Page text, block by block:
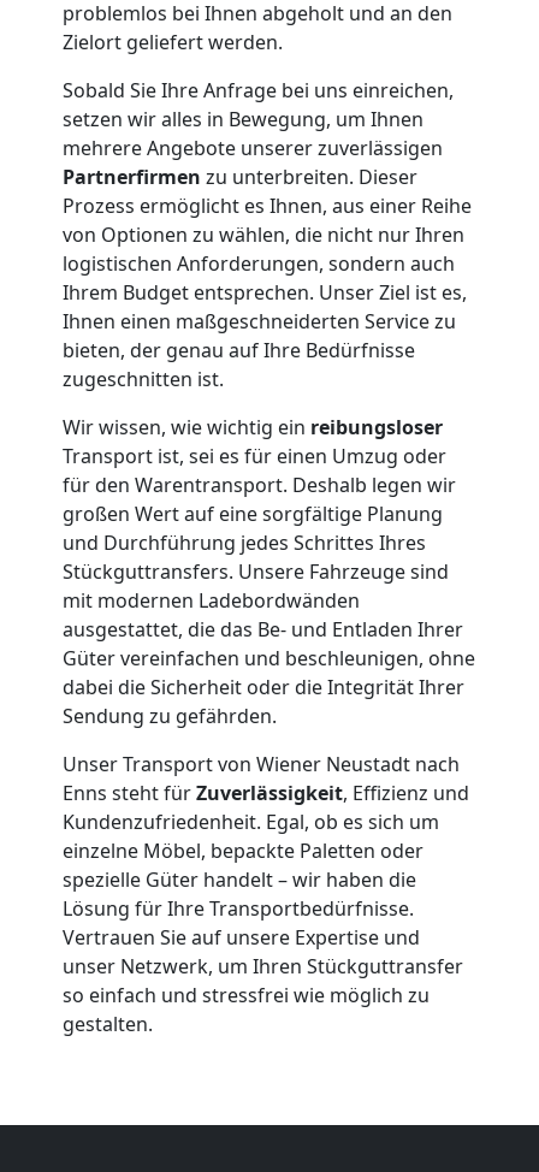
problemlos bei Ihnen abgeholt und an den
Zielort geliefert werden.
Sobald Sie Ihre Anfrage bei uns einreichen,
setzen wir alles in Bewegung, um Ihnen
mehrere Angebote unserer zuverlässigen
Partnerfirmen zu unterbreiten. Dieser
Prozess ermöglicht es Ihnen, aus einer Reihe
von Optionen zu wählen, die nicht nur Ihren
logistischen Anforderungen, sondern auch
Ihrem Budget entsprechen. Unser Ziel ist es,
Ihnen einen maßgeschneiderten Service zu
bieten, der genau auf Ihre Bedürfnisse
zugeschnitten ist.
Wir wissen, wie wichtig ein reibungsloser
Transport ist, sei es für einen Umzug oder
für den Warentransport. Deshalb legen wir
großen Wert auf eine sorgfältige Planung
und Durchführung jedes Schrittes Ihres
Stückguttransfers. Unsere Fahrzeuge sind
mit modernen Ladebordwänden
ausgestattet, die das Be- und Entladen Ihrer
Güter vereinfachen und beschleunigen, ohne
dabei die Sicherheit oder die Integrität Ihrer
Sendung zu gefährden.
Unser Transport von Wiener Neustadt nach
Enns steht fürZuverlässigkeit, Effizienz und
Kundenzufriedenheit. Egal, ob es sich um
einzelne Möbel, bepackte Paletten oder
spezielle Güter handelt – wir haben die
Lösung für Ihre Transportbedürfnisse.
Vertrauen Sie auf unsere Expertise und
unser Netzwerk, um Ihren Stückguttransfer
so einfach und stressfrei wie möglich zu
gestalten.
Fernumzug
Wiener
Neustadt
Firmenumzug
Wiener
Neustadt
Büroumzug
Wiener
Neustadt
Expressumzug
Wiener
Neustadt
Tragehilfe
Wiener
Neustadt
Kleiner